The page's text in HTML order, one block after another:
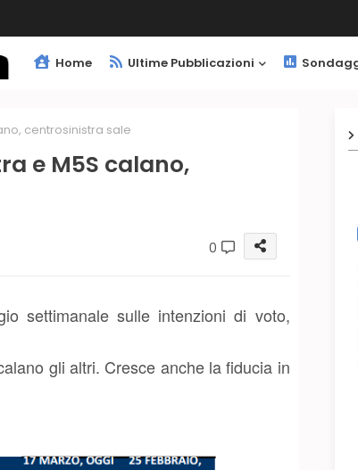
Home Ultime Pubblicazioni
centrosinistra sale
e M5S calano,
0
settimanale sulle intenzioni di voto,
gli altri. Cresce anche la fiducia in